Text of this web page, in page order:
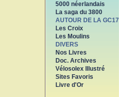
5000 néerlandais
La saga du 3800
AUTOUR DE LA GC17
Les Croix
Les Moulins
DIVERS
Nos Livres
Doc. Archives
Vélosolex Illustré
Sites Favoris
Livre d'Or